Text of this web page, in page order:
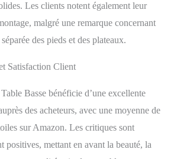
Les clients notent également leur
malgré une remarque concernant
des pieds et des plateaux.
Satisfaction Client
Basse bénéficie d’une excellente
des acheteurs, avec une moyenne de
sur Amazon. Les critiques sont
positives, mettant en avant la beauté, la